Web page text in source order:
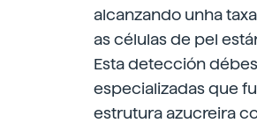
alcanzando unha
as células de pel
Esta detección
especializadas que
estrutura azucreira